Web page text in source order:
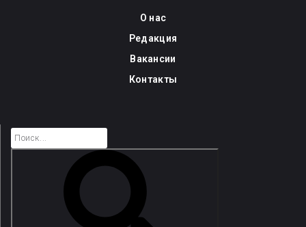
О нас
Редакция
Вакансии
Контакты